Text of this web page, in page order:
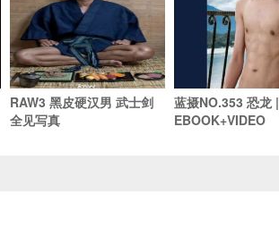
RAW3 黑皮硬汉男 武士剑
全见写真
蓝摄NO.353 恐龙 |
EBOOK+VIDEO